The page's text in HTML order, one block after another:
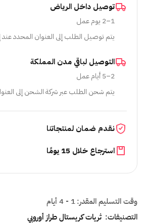
توصيل داخل الرياض
1–2 يوم عمل
يتم توصيل الطلب إلى العنوان المحدد عند
التوصيل لباقي مدن المملكة
2–5 أيام عمل
يتم شحن الطلب عبر شركة الشحن إلى
نقدم ضمان لمنتجاتنا
استرجاع خلال 15 يومًا
وقت التسليم المقدر:1 - 4 أيام
التصنيفات: ثريات كريستال طراز أوروبي